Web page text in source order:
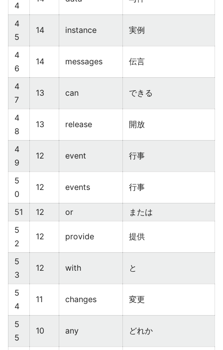
4
4
5
14 instance 実例
4
6
14 messages 伝言
4
7
13 can できる
4
8
13 release 開放
4
9
12 event 行事
5
0
12 events 行事
51 12 or
または
5
2
12 provide 提供
5
3
12 with と
5
4
11 changes 変更
5
5
10 any どれか